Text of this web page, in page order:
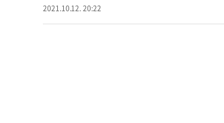
회와 함께하는 다양한 문화 행사를 지속적으로 지원
수록될 예정이며 수상자 명단은 H마트 공식 웹사이
생 분야 1등은 엘렌 최(200달러 장학금), 2등 이단
은 디라이트 나린 김(200달러 장학금), 2등 해일리
2021.10.12. 20:22